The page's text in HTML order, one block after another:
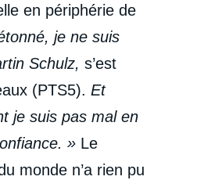
en périphérie de
je ne suis
Schulz, s’est
(PTS5).Et
je suis pas mal en
» Le
monde n’a rien pu